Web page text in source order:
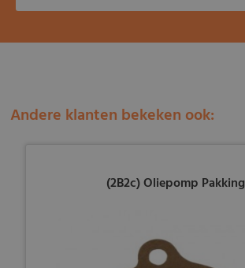
Andere klanten bekeken ook:
(2B2c) Oliepomp Pakking